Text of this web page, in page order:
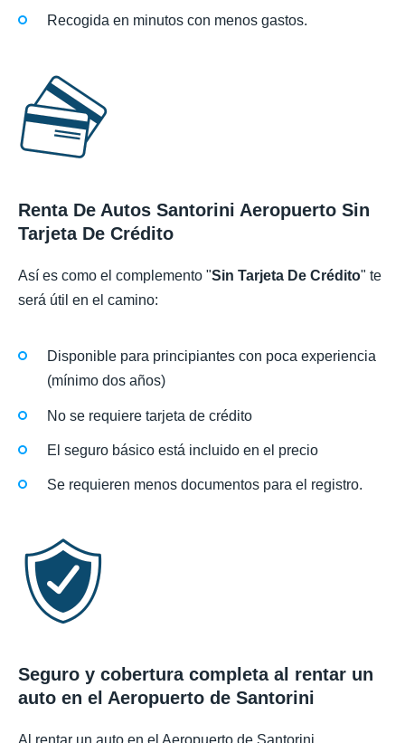
Recogida en minutos con menos gastos.
Renta De Autos Santorini Aeropuerto Sin
Tarjeta De Crédito
Así es como el complemento "Sin Tarjeta De Crédito" te
será útil en el camino:
Disponible para principiantes con poca experiencia
(mínimo dos años)
No se requiere tarjeta de crédito
El seguro básico está incluido en el precio
Se requieren menos documentos para el registro.
Seguro y cobertura completa al rentar un
auto en el Aeropuerto de Santorini
Al rentar un auto en el Aeropuerto de Santorini,